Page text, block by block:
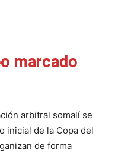
marcado
arbitral somalí se
inicial de la Copa del
de forma